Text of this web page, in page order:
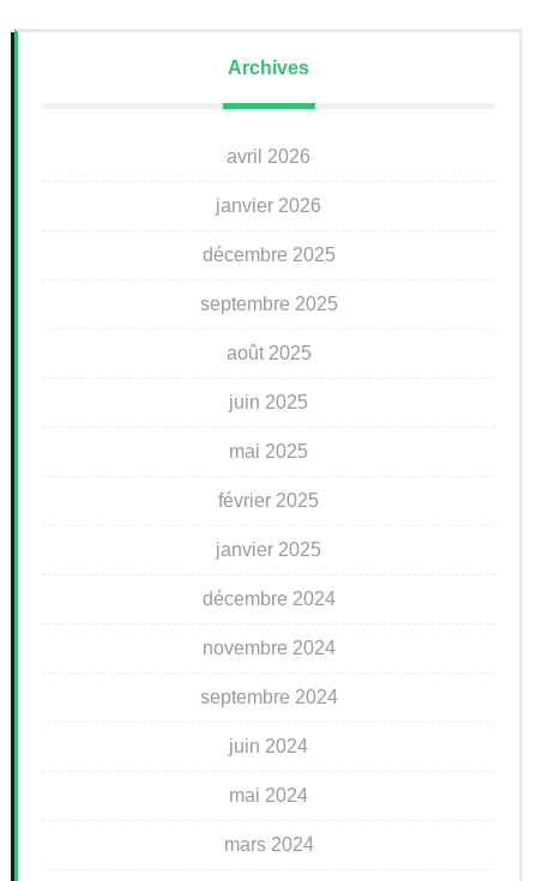
Archives
avril 2026
janvier 2026
décembre 2025
septembre 2025
août 2025
juin 2025
mai 2025
février 2025
janvier 2025
décembre 2024
novembre 2024
septembre 2024
juin 2024
mai 2024
mars 2024